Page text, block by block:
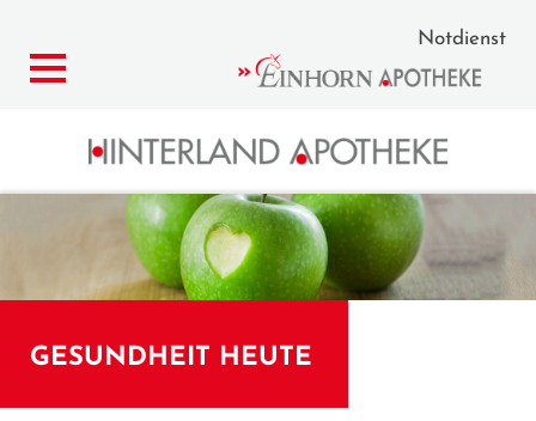
Notdienst
GESUNDHEIT HEUTE